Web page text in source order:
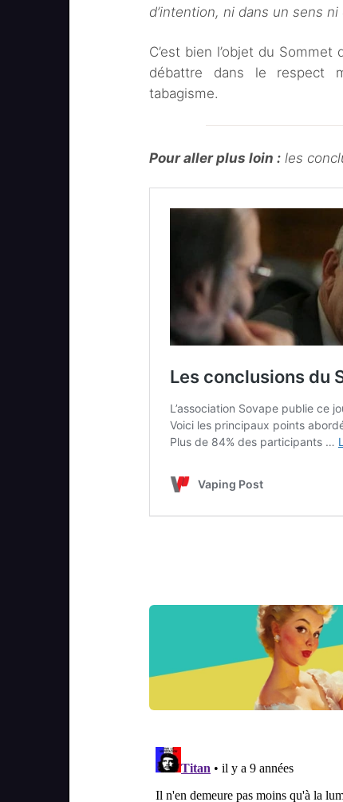
d’intention, ni dans un sens ni
C’est bien l’objet du
débattre dans le respect
tabagisme.
Pour aller plus loin : les